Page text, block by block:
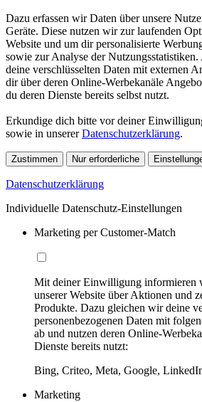
Dazu erfassen wir Daten über unsere
Geräte. Diese nutzen wir zur laufenden
Website und um dir personalisierte
sowie zur Analyse der
deine verschlüsselten Daten mit externen
dir über deren Online-Werbekanäle
du deren Dienste bereits selbst nutzt.
Erkundige dich bitte vor deiner
sowie in unsererDatenschutzerklärung.
Zustimmen Nur erforderliche
Datenschutzerklärung
Individuelle Datenschutz-Einstellungen
Marketing per Customer-Match
Mit deiner Einwilligung informieren
unserer Website über Aktionen und
Produkte. Dazu gleichen wir deine
personenbezogenen Daten mit
ab und nutzen deren Online-
Dienste bereits nutzt:
Bing, Criteo, Meta, Google,
Marketing